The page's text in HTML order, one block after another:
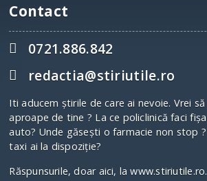
Contact
0721.886.842
redactia@stiriutile.ro
Iti aducem ştirile de care ai nevoie. Vrei
aproape de tine ? La ce policlinică faci
auto? Unde găseşti o farmacie non stop
taxi ai la dispoziţie?
Răspunsurile, doar aici, la www.stiriutile.ro.